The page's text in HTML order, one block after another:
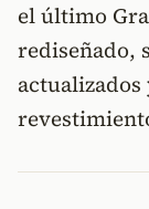
el último
rediseñado,